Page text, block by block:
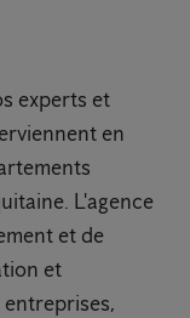
experts et
en
L'agence
et de
et